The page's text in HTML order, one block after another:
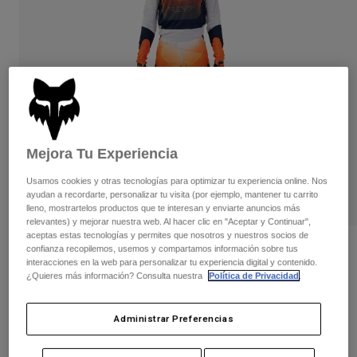
Pantalones largos
Pantalones cortos
Chaquetas y chalecos
Guantes
Protecciones
Gafas de protección
Calcetines
Accesorios
Chaquetas
Gafas de protección
Calcetines
Mochilas y accesorios
Mujer
Camisetas y tops
Sudaderas
Chaquetas
Pantalones
Camisas
Ver todo
Niños
Calcetines
Ver todo
Moto
Cascos
Camisetas
Pantalones
Botas
Gafas de Protección
Opiniones
Camiseta Técnica 360 Revise
31271-425-S
Price reduced from
69,99 €to35,00 € 50% OFF
Mejora Tu Experiencia
Usamos cookies y otras tecnologías para optimizar tu experiencia online. Nos
ayudan a recordarte, personalizar tu visita (por ejemplo, mantener tu carrito
lleno, mostrartelos productos que te interesan y enviarte anuncios más
relevantes) y mejorar nuestra web. Al hacer clic en "Aceptar y Continuar",
aceptas estas tecnologías y permites que nosotros y nuestros socios de
confianza recopilemos, usemos y compartamos información sobre tus
interacciones en la web para personalizar tu experiencia digital y contenido.
¿Quieres más información? Consulta nuestra
Política de Privacidad
Administrar Preferencias